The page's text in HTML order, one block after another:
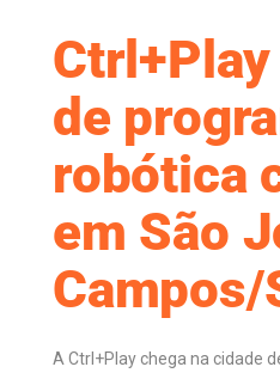
de
robótica
em São
Campos/
A Ctrl+Play chega na cidade